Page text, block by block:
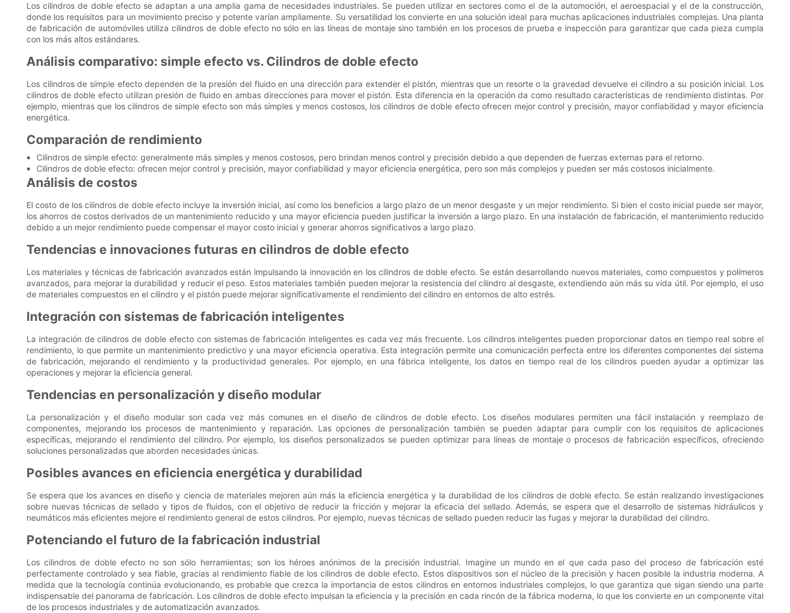
Los cilindros de doble efecto se adaptan a una amplia gama de necesidades industriales. Se pueden utilizar en sectores como el de la automoción, el aeroespacial y el de la construcción,
donde los requisitos para un movimiento preciso y potente varían ampliamente. Su versatilidad los convierte en una solución ideal para muchas aplicaciones industriales complejas. Una planta
de fabricación de automóviles utiliza cilindros de doble efecto no sólo en las líneas de montaje sino también en los procesos de prueba e inspección para garantizar que cada pieza cumpla
con los más altos estándares.
Análisis comparativo: simple efecto vs. Cilindros de doble efecto
Los cilindros de simple efecto dependen de la presión del fluido en una dirección para extender el pistón, mientras que un resorte o la gravedad devuelve el cilindro a su posición inicial. Los
cilindros de doble efecto utilizan presión de fluido en ambas direcciones para mover el pistón. Esta diferencia en la operación da como resultado características de rendimiento distintas. Por
ejemplo, mientras que los cilindros de simple efecto son más simples y menos costosos, los cilindros de doble efecto ofrecen mejor control y precisión, mayor confiabilidad y mayor eficiencia
energética.
Comparación de rendimiento
Cilindros de simple efecto: generalmente más simples y menos costosos, pero brindan menos control y precisión debido a que dependen de fuerzas externas para el retorno.
Cilindros de doble efecto: ofrecen mejor control y precisión, mayor confiabilidad y mayor eficiencia energética, pero son más complejos y pueden ser más costosos inicialmente.
Análisis de costos
El costo de los cilindros de doble efecto incluye la inversión inicial, así como los beneficios a largo plazo de un menor desgaste y un mejor rendimiento. Si bien el costo inicial puede ser mayor,
los ahorros de costos derivados de un mantenimiento reducido y una mayor eficiencia pueden justificar la inversión a largo plazo. En una instalación de fabricación, el mantenimiento reducido
debido a un mejor rendimiento puede compensar el mayor costo inicial y generar ahorros significativos a largo plazo.
Tendencias e innovaciones futuras en cilindros de doble efecto
Los materiales y técnicas de fabricación avanzados están impulsando la innovación en los cilindros de doble efecto. Se están desarrollando nuevos materiales, como compuestos y polímeros
avanzados, para mejorar la durabilidad y reducir el peso. Estos materiales también pueden mejorar la resistencia del cilindro al desgaste, extendiendo aún más su vida útil. Por ejemplo, el uso
de materiales compuestos en el cilindro y el pistón puede mejorar significativamente el rendimiento del cilindro en entornos de alto estrés.
Integración con sistemas de fabricación inteligentes
La integración de cilindros de doble efecto con sistemas de fabricación inteligentes es cada vez más frecuente. Los cilindros inteligentes pueden proporcionar datos en tiempo real sobre el
rendimiento, lo que permite un mantenimiento predictivo y una mayor eficiencia operativa. Esta integración permite una comunicación perfecta entre los diferentes componentes del sistema
de fabricación, mejorando el rendimiento y la productividad generales. Por ejemplo, en una fábrica inteligente, los datos en tiempo real de los cilindros pueden ayudar a optimizar las
operaciones y mejorar la eficiencia general.
Tendencias en personalización y diseño modular
La personalización y el diseño modular son cada vez más comunes en el diseño de cilindros de doble efecto. Los diseños modulares permiten una fácil instalación y reemplazo de
componentes, mejorando los procesos de mantenimiento y reparación. Las opciones de personalización también se pueden adaptar para cumplir con los requisitos de aplicaciones
específicas, mejorando el rendimiento del cilindro. Por ejemplo, los diseños personalizados se pueden optimizar para líneas de montaje o procesos de fabricación específicos, ofreciendo
soluciones personalizadas que aborden necesidades únicas.
Posibles avances en eficiencia energética y durabilidad
Se espera que los avances en diseño y ciencia de materiales mejoren aún más la eficiencia energética y la durabilidad de los cilindros de doble efecto. Se están realizando investigaciones
sobre nuevas técnicas de sellado y tipos de fluidos, con el objetivo de reducir la fricción y mejorar la eficacia del sellado. Además, se espera que el desarrollo de sistemas hidráulicos y
neumáticos más eficientes mejore el rendimiento general de estos cilindros. Por ejemplo, nuevas técnicas de sellado pueden reducir las fugas y mejorar la durabilidad del cilindro.
Potenciando el futuro de la fabricación industrial
Los cilindros de doble efecto no son sólo herramientas; son los héroes anónimos de la precisión industrial. Imagine un mundo en el que cada paso del proceso de fabricación esté
perfectamente controlado y sea fiable, gracias al rendimiento fiable de los cilindros de doble efecto. Estos dispositivos son el núcleo de la precisión y hacen posible la industria moderna. A
medida que la tecnología continúa evolucionando, es probable que crezca la importancia de estos cilindros en entornos industriales complejos, lo que garantiza que sigan siendo una parte
indispensable del panorama de fabricación. Los cilindros de doble efecto impulsan la eficiencia y la precisión en cada rincón de la fábrica moderna, lo que los convierte en un componente vital
de los procesos industriales y de automatización avanzados.